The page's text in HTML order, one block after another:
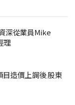
深從業員Mike
理
造價上調後 股東